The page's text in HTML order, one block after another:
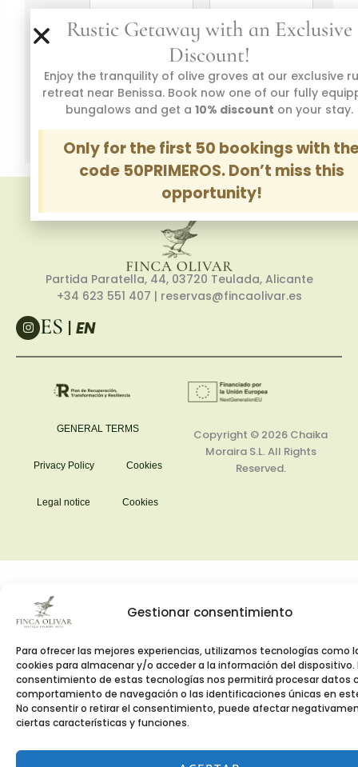
Gestionar consentimiento
Para ofrecer las mejores experiencias, utilizamos tecnologías como
cookies para almacenar y/o acceder a la información del dispositivo.
consentimiento de estas tecnologías nos permitirá procesar datos
comportamiento de navegación o las identificaciones únicas en
No consentir o retirar el consentimiento, puede afectar
ciertas características y funciones.
Rooms Category
SEARCH
Partida Paratella, 44, 03720 Teulada, Alicante
+34 623 551 407 | reservas@fincaolivar.es
I
n
s
t
ES EN
Copyright © 2026 Chaika
Moraira S.L.All Rights
Reserved.
GENERAL TERMS
Privacy Policy Cookies
Legal notice Cookies
Rustic Getaway with an Exclusive
Discount!
Enjoy the tranquility of olive groves at our exclusive
retreat near Benissa. Book now one of our fully
bungalows and get a 10% discount on your stay.
Only for the first 50 bookings with
code 50PRIMEROS. Don’t miss this
opportunity!